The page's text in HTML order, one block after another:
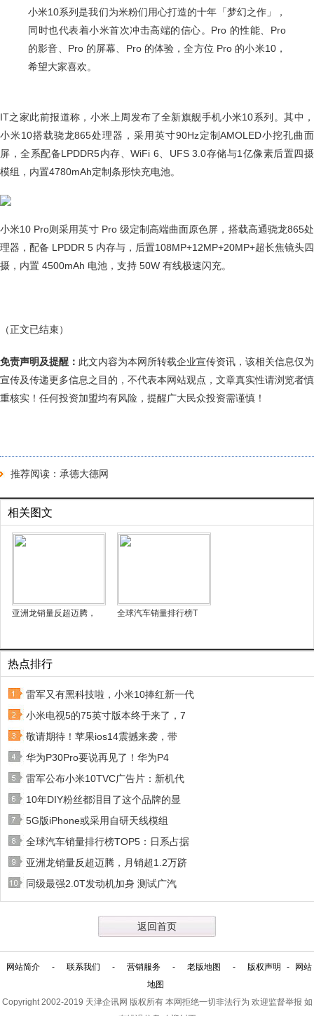
小米10系列是我们为米粉们用心打造的十年「梦幻之作」，
同时也代表着小米首次冲击高端的信心。Pro 的性能、Pro
的影音、Pro 的屏幕、Pro 的体验，全方位 Pro 的小米10，
希望大家喜欢。
IT之家此前报道称，小米上周发布了全新旗舰手机小米10系列。其中，
小米10搭载骁龙865处理器，采用英寸90Hz定制AMOLED小挖孔曲面
屏，全系配备LPDDR5内存、WiFi 6、UFS 3.0存储与1亿像素后置四摄
模组，内置4780mAh定制条形快充电池。
小米10 Pro则采用英寸 Pro 级定制高端曲面原色屏，搭载高通骁龙865处
理器，配备 LPDDR 5 内存与，后置108MP+12MP+20MP+超长焦镜头四
摄，内置 4500mAh 电池，支持 50W 有线极速闪充。
（正文已结束）
免责声明及提醒： 此文内容为本网所转载企业宣传资讯，该相关信息仅为
宣传及传递更多信息之目的，不代表本网站观点，文章真实性请浏览者慎
重核实！任何投资加盟均有风险，提醒广大民众投资需谨慎！
推荐阅读： 承德大德网
相关图文
亚洲龙销量反超迈腾， 全球汽车销量排行榜T
热点排行
雷军又有黑科技啦，小米10捧红新一代
小米电视5的75英寸版本终于来了，7
敬请期待！苹果ios14震撼来袭，带
华为P30Pro要说再见了！华为P4
雷军公布小米10TVC广告片：新机代
10年DIY粉丝都泪目了这个品牌的显
5G版iPhone或采用自研天线模组
全球汽车销量排行榜TOP5：日系占据
亚洲龙销量反超迈腾，月销超1.2万跻
同级最强2.0T发动机加身 测试广汽
返回首页
网站简介 - 联系我们 - 营销服务 - 老版地图 - 版权声明 -
网站
地图
Copyright 2002-2019 天津企讯网 版权所有 本网拒绝一切非法行为 欢迎监督举报 如